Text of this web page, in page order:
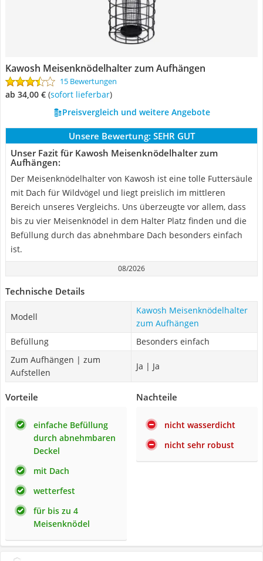
Kawosh Meisenknödelhalter zum Aufhängen
15 Bewertungen
ab 34,00 € ( Sofort lieferbar)
Preisvergleich und weitere Angebote
Unsere Bewertung: SEHR GUT
Unser Fazit für Kawosh Meisenknödelhalter zum
Aufhängen:
Der Meisenknödelhalter von Kawosh ist eine tolle Futtersäule
mit Dach für Wildvögel und liegt preislich im mittleren
Bereich unseres Vergleichs. Uns überzeugte vor allem, dass
bis zu vier Meisenknödel in dem Halter Platz finden und die
Befüllung durch das abnehmbare Dach besonders einfach
ist.
08/2026
Technische Details
Modell
Kawosh Meisenknödelhalter
zum Aufhängen
Befüllung
Besonders einfach
Zum Aufhängen | zum
Aufstellen
Ja | Ja
Vorteile
einfache Befüllung
durch abnehmbaren
Deckel
mit Dach
wetterfest
für bis zu 4
Meisenknödel
Nachteile
nicht wasserdicht
nicht sehr robust